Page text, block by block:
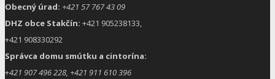
Obecný úrad: +421 57 767 43 09
DHZ obce Stakčín: +421 905238133,
+421 908330292
Správca domu smútku a cintorína:
+421 907 496 228, +421 911 610 396